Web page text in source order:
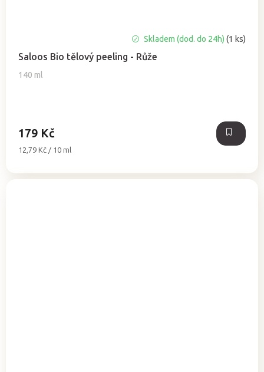
Saloos Bio tělový peeling - Růže
140 ml
Skladem (dod. do 24h) (1 ks)
179 Kč
Měrná
12,79 Kč / 10 ml